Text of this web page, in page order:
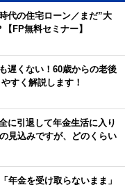
代の住宅ローン／まだ”大
FP無料セミナー】
遅くない！60歳からの老後
すく解説します！
に引退して年金生活に入り
見込みですが、どのくらい
年金を受け取らないまま」